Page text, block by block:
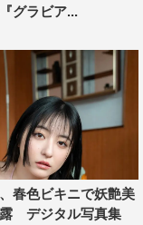
グラビア...
春色ビキニで妖艶美
デジタル写真集